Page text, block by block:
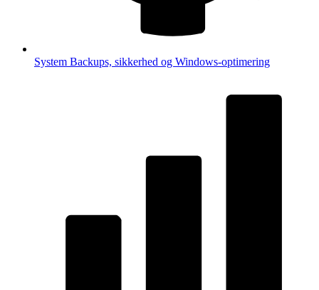
System Backups, sikkerhed og Windows-optimering